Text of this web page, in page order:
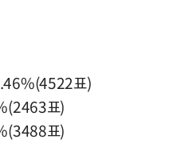
표)
표)
표)